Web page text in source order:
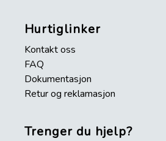
Hurtiglinker
Kontakt oss
FAQ
Dokumentasjon
Retur og reklamasjon
Trenger du hjelp?